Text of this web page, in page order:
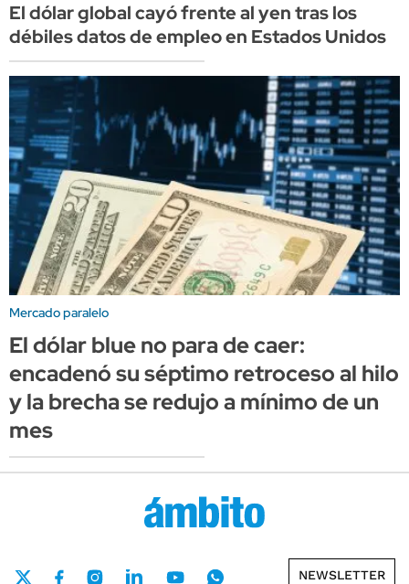
El dólar global cayó frente al yen tras los
débiles datos de empleo en Estados Unidos
Mercado paralelo
El dólar blue no para de caer:
encadenó su séptimo retroceso al hilo
y la brecha se redujo a mínimo de un
mes
NEWSLETTER